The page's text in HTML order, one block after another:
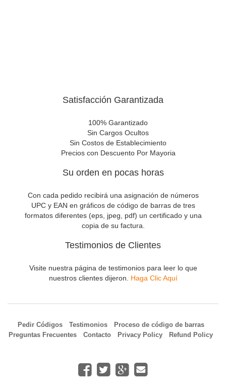
Satisfacción Garantizada
100% Garantizado
Sin Cargos Ocultos
Sin Costos de Establecimiento
Precios con Descuento Por Mayoria
Su orden en pocas horas
Con cada pedido recibirá una asignación de números
UPC y EAN en gráficos de código de barras de tres
formatos diferentes (eps, jpeg, pdf) un certificado y una
copia de su factura.
Testimonios de Clientes
Visite nuestra página de testimonios para leer lo que
nuestros clientes dijeron. Haga Clic Aquí
Pedir Códigos Testimonios
Proceso de código de barras
Preguntas Frecuentes
Contacto Privacy Policy Refund Policy